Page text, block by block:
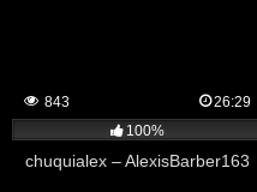
843
26:29
100%
chuquialex – AlexisBarber163